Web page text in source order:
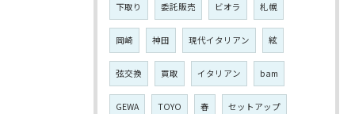
下取り 委託販売 ビオラ 札幌
岡崎 神田 現代イタリアン 絃
弦交換 買取 イタリアン bam
GEWA TOYO 春 セットアップ